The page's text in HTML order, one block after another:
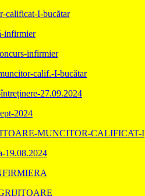
calificat-I-bucătar
infirmier
infirmier
calif.-I-bucătar
27.09.2024
2024
MUNCITOR-CALIFICAT-I
19.08.2024